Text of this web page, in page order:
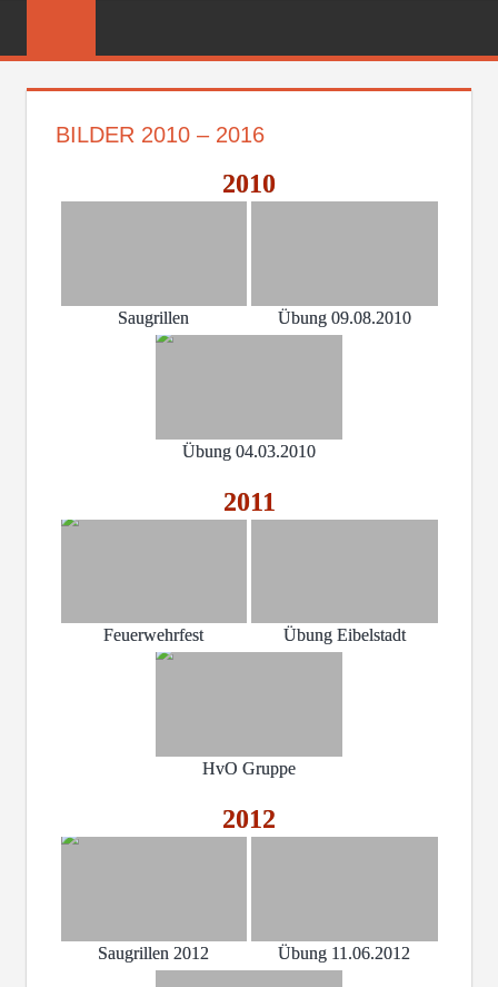
FEUERWEHR
BILDER 2010 – 2016
2010
Saugrillen Übung 09.08.2010
Übung 04.03.2010
2011
Feuerwehrfest Übung Eibelstadt
HvO Gruppe
2012
Saugrillen 2012 Übung 11.06.2012